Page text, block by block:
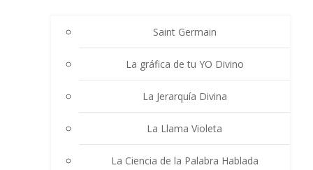
Saint Germain
La gráfica de tu YO Divino
La Jerarquía Divina
La Llama Violeta
La Ciencia de la Palabra Hablada